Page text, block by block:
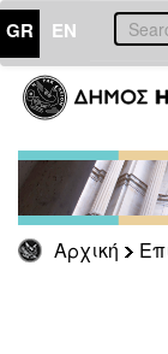
GR EN
Αρχική
ΕΠΙΚΑΙΡΟΤΗΤΑ
Τύπου
Αρχείο